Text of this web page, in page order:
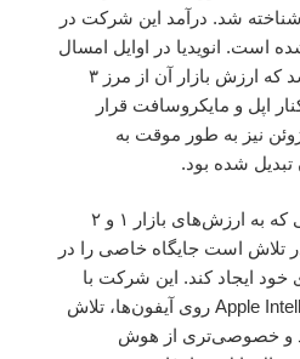
شد. درآمد این شرکت در
است. انویدیا در اوایل امسال
به سومین شرکتی تبدیل شد که ارزش بازار آن از مرز ۳
اپل و مایکروسافت قرار
نیز به طور موقت به
شده بود.
اپل، به عنوان اولین شرکتی که به ارزش‌های بازار ۱ و ۲
تلاش است جایگاه خاصی را در
ایجاد کند. این شرکت با
معرفی قابلیت‌های Apple Intelligence روی آیفون‌ها، تلاش
و خصوصی‌تری از هوش